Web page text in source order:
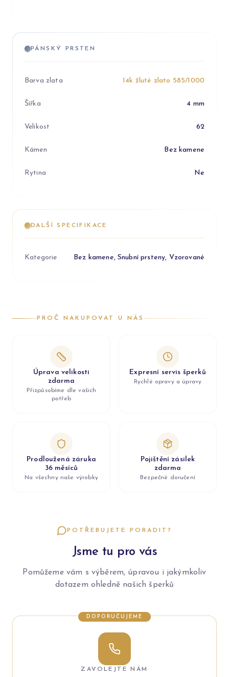
PÁNSKÝ PRSTEN
Barva zlata 14k žluté zlato 585/1000
Šířka 4 mm
Velikost 62
Kámen Bez kamene
Rytina Ne
DALŠÍ SPECIFIKACE
Kategorie Bez kamene, Snubní prsteny, Vzorované
PROČ NAKUPOVAT U NÁS
Úprava velikosti
zdarma
Přizpůsobíme dle vašich
potřeb
Expresní servis šperků
Rychlé opravy a úpravy
Prodloužená záruka
36 měsíců
Na všechny naše výrobky
Pojištění zásilek
zdarma
Bezpečné doručení
POTŘEBUJETE PORADIT?
Jsme tu pro vás
Pomůžeme vám s výběrem, úpravou i jakýmkoliv
dotazem ohledně našich šperků
DOPORUČUJEME
ZAVOLEJTE NÁM